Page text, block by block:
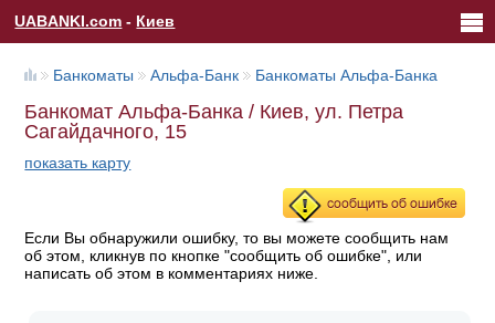
UABANKI.com - Киев
Банкоматы Альфа-Банк Банкоматы Альфа-Банка
Банкомат Альфа-Банка / Киев, ул. Петра
Сагайдачного, 15
показать карту
Если Вы обнаружили ошибку, то вы можете сообщить нам
об этом, кликнув по кнопке "сообщить об ошибке", или
написать об этом в комментариях ниже.